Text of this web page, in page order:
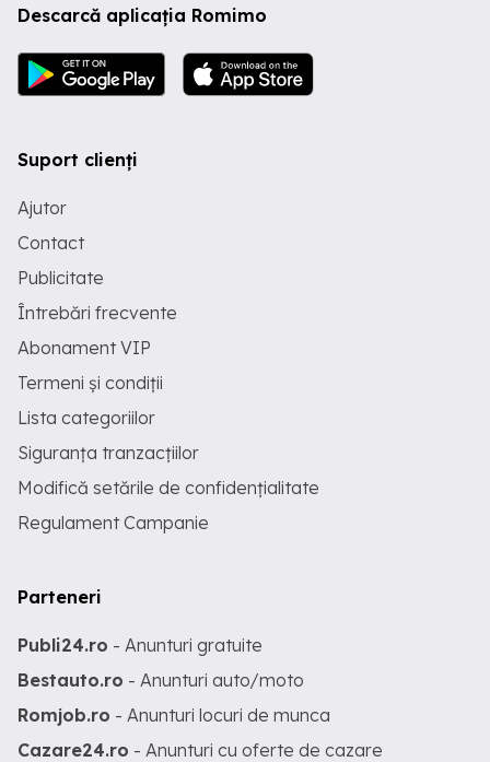
Descarcă aplicația Romimo
Suport clienți
Ajutor
Contact
Publicitate
Întrebări frecvente
Abonament VIP
Termeni și condiții
Lista categoriilor
Siguranța tranzacțiilor
Modifică setările de confidențialitate
Regulament Campanie
Parteneri
Publi24.ro - Anunturi gratuite
Bestauto.ro - Anunturi auto/moto
Romjob.ro - Anunturi locuri de munca
Cazare24.ro - Anunturi cu oferte de cazare